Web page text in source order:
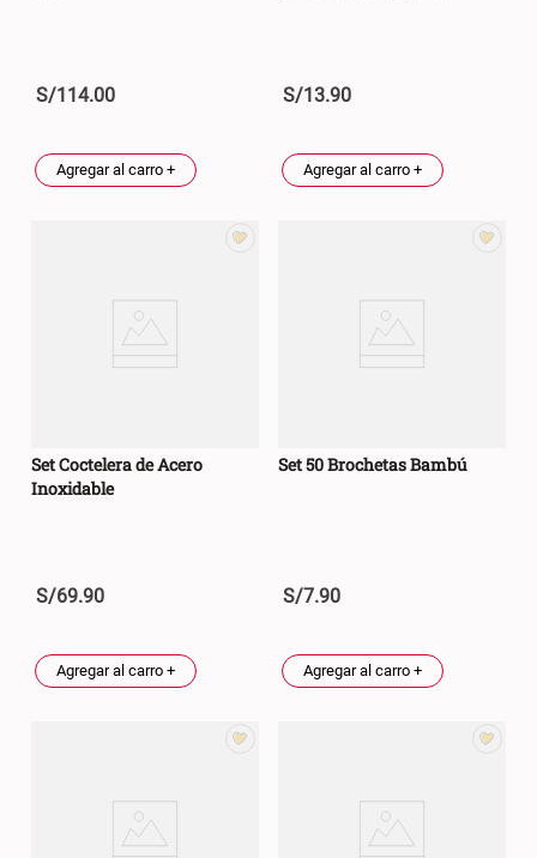
S/114.00
Agregar al carro +
S/13.90
Agregar al carro +
Set Coctelera de Acero
Inoxidable
S/69.90
Agregar al carro +
Set 50 Brochetas Bambú
S/7.90
Agregar al carro +